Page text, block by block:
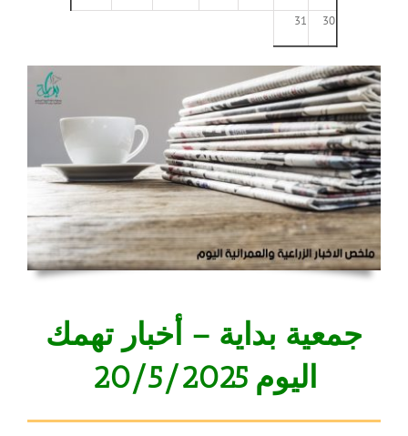
30
31
جمعية بداية – أخبار تهمك
اليوم 20/5/2025